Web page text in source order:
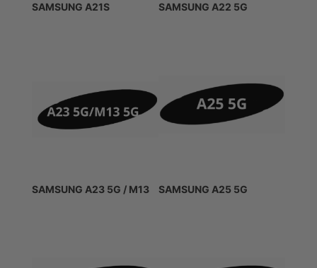
SAMSUNG A21S SAMSUNG A22 5G
SAMSUNG A23 5G / M13 SAMSUNG A25 5G